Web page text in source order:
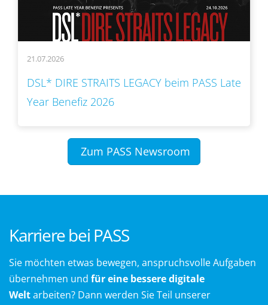
21.07.2026
DSL* DIRE STRAITS LEGACY beim PASS Late
Year Benefiz 2026
Zum PASS Newsroom
Karriere bei PASS
Sie möchten etwas bewegen, anspruchsvolle Aufgaben
übernehmen und für eine bessere digitale
Weltarbeiten? Dann werden Sie Teil unserer